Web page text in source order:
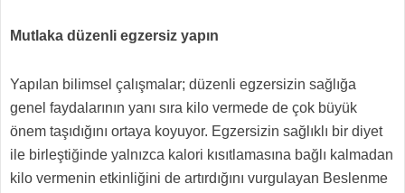
Mutlaka düzenli egzersiz yapın
Yapılan bilimsel çalışmalar; düzenli egzersizin sağlığa
genel faydalarının yanı sıra kilo vermede de çok büyük
önem taşıdığını ortaya koyuyor. Egzersizin sağlıklı bir diyet
ile birleştiğinde yalnızca kalori kısıtlamasına bağlı kalmadan
kilo vermenin etkinliğini de artırdığını vurgulayan Beslenme